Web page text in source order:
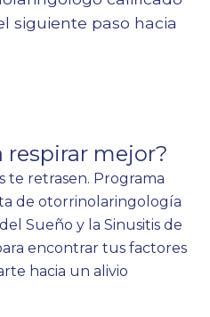
siguiente paso hacia
respirar mejor?
te retrasen. Programa
de otorrinolaringología
Sueño y la Sinusitis de
encontrar tus factores
hacia un alivio